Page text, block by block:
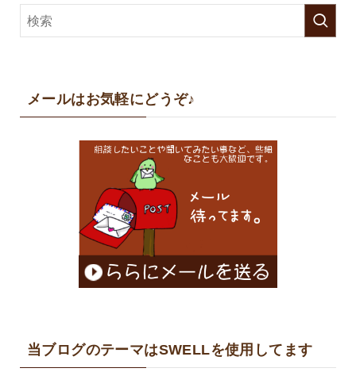
メールはお気軽にどうぞ♪
当ブログのテーマはSWELLを使用してます